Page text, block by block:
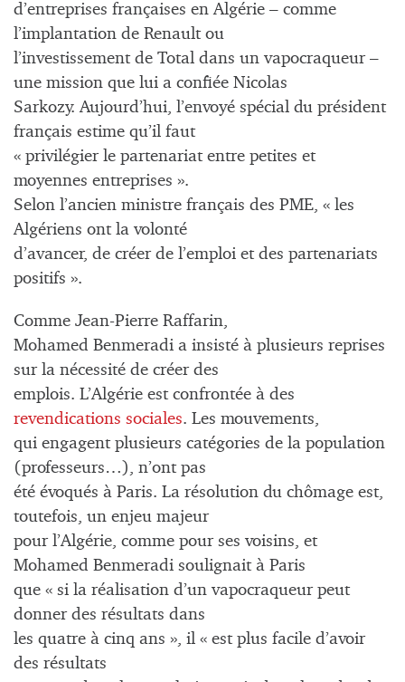
d’entreprises françaises en Algérie – comme
l’implantation de Renault ou
l’investissement de Total dans un vapocraqueur –
une mission que lui a confiée Nicolas
Sarkozy. Aujourd’hui, l’envoyé spécial du président
français estime qu’il faut
« privilégier le partenariat entre petites et
moyennes entreprises ».
Selon l’ancien ministre français des PME, « les
Algériens ont la volonté
d’avancer, de créer de l’emploi et des partenariats
positifs ».
Comme Jean-Pierre Raffarin,
Mohamed Benmeradi a insisté à plusieurs reprises
sur la nécessité de créer des
emplois. L’Algérie est confrontée à des
revendications sociales. Les mouvements,
qui engagent plusieurs catégories de la population
(professeurs…), n’ont pas
été évoqués à Paris. La résolution du chômage est,
toutefois, un enjeu majeur
pour l’Algérie, comme pour ses voisins, et
Mohamed Benmeradi soulignait à Paris
que « si la réalisation d’un vapocraqueur peut
donner des résultats dans
les quatre à cinq ans », il « est plus facile d’avoir
des résultats